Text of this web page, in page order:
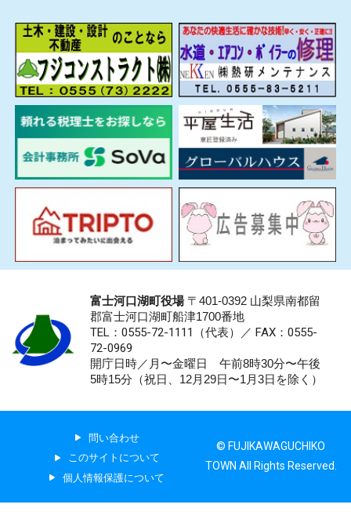
富士河口湖町役場〒401-0392 山梨県南都留
郡富士河口湖町船津1700番地
TEL：0555-72-1111 （代表）／ FAX：0555-
72-0969
開庁日時／月〜金曜日 午前8時30分〜午後
5時15分（祝日、12月29日〜1月3日を除く）
問い合わせ
このサイトについて
個人情報保護について
© FUJIKAWAGUCHIKO
TOWN All Rights Reserved.